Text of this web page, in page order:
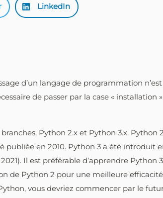
LinkedIn
d’un langage de programmation
de passer par la case « installation ».
Python 2.x et Python 3.x. Python
publiée en 2010. Python 3 a été introduit
Il est préférable d’apprendre Python
de Python 2 pour une meilleure
vous devriez commencer par le